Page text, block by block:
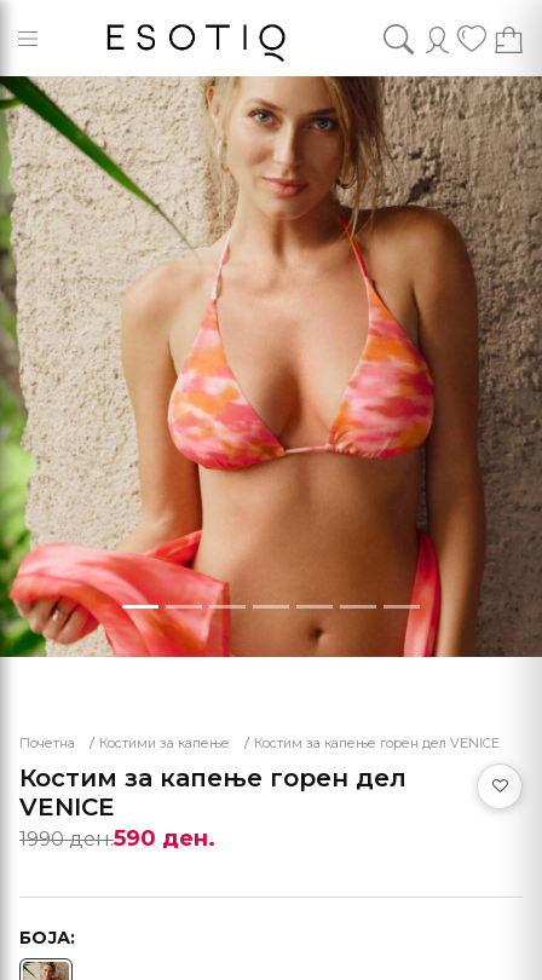
Почетна Костими за капење Костим за капење горен дел VENICE
Костим за капење горен дел
VENICE
1990 ден.590 ден.
БОЈА: